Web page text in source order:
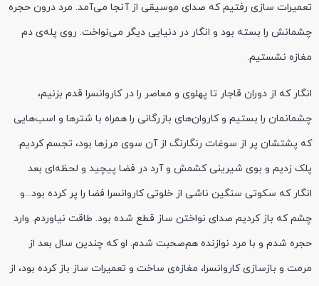
تعمیرات سازی رفتیم که صدای موسیقی از آنجا می‌آمد. مرد درون حجره
چشمانش را بسته بود و انگار در دنیایی دیگر می‌نواخت. روی پله‌ی دم
مغازه نشستیم.
انگار که از دوران قاجار تا پهلوی و معاصر را در کاروانسرا قدم بزنیم،
چشمانمان را بستیم و کاروان‌های بازرگانی را همراه با شترها و اسب‌هایی
که پشتشان پر از سوغات رنگارنگ از آن سوی مرزها بود، تجسم کردیم.
پلک زدیم و بوی شیرینی کشمش و آرد در فضا پیچید و لحظه‌ای بعد
انگار که سکوتی سنگین ناشی از خلوتی کاروانسرا فضا را پر کرده بود...و
چشم که باز کردیم صدای نواختن ساز قطع شده بود. طاقت نیاوردم. وارد
حجره شدم و با مرد نوازنده هم‌صحبت شدم. او که چندین سال بعد از
مرمت و بازسازی کاروانسرا، مغازه‌ی ساخت و تعمیرات ساز باز کرده بود، از